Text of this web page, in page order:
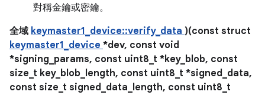
對稱金鑰或密鑰。
全域 keymaster1_device::verify_data )(const struct
keymaster1_device *dev, const void
*signing_params, const uint8_t *key_blob, const
size_t key_blob_length, const uint8_t *signed_data,
const size_t signed_data_length, const uint8_t